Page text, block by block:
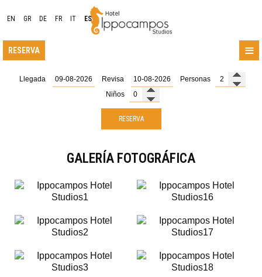
≡
EN GR DE FR IT ES
RESERVA
UBICACIÓN
ALOJAMIENTO
Llegada Revisa
Personas
Niños
RESERVA
GALERÍA FOTOGRÁFICA